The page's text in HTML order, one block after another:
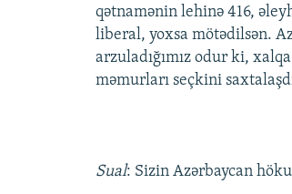
qətnamənin lehinə 416,
liberal, yoxsa mötədilsən.
arzuladığımız odur ki,
məmurları seçkini
Sual: Sizin Azərbaycan